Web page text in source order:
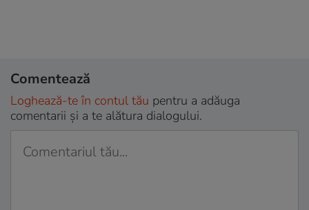
Comentează
Loghează-te în contul tău pentru a adăuga
comentarii și a te alătura dialogului.